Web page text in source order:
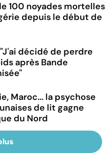
100 noyades mortelles
depuis le début de
"J'ai décidé de perdre
après Bande
Maroc... la psychose
de lit gagne
du Nord